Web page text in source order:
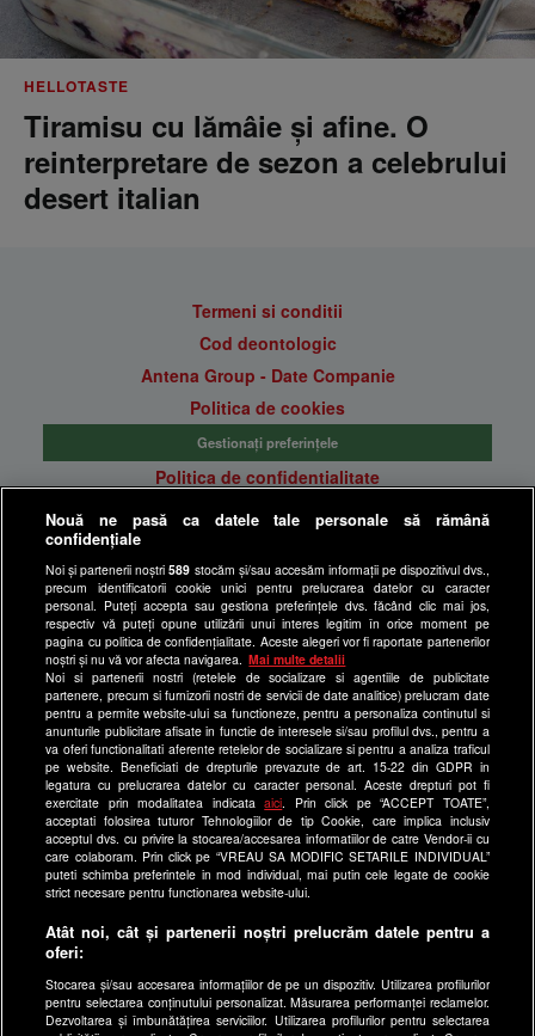
HELLOTASTE
Tiramisu cu lămâie și afine. O
reinterpretare de sezon a celebrului
desert italian
Termeni si conditii
Cod deontologic
Antena Group - Date Companie
Politica de cookies
Gestionați preferințele
Politica de confidentialitate
Anunturi gratuite pe Lajumate.ro
Program Happy Channel
Echipa editorială
Site-uri Antena Group
a1.ro
antenastars.ro
as.ro
catine.ro
chefi.ro
deparinti.ro
medicool.ro
spynews.ro
useit.ro
retetefeldefel.ro
Nouă ne pasă ca datele tale personale să rămână
confidențiale
Noi și partenerii noștri589 stocăm și/sau accesăm informații pe dispozitivul dvs.,
precum identificatorii cookie unici pentru prelucrarea datelor cu caracter
personal. Puteți accepta sau gestiona preferințele dvs. făcând clic mai jos,
respectiv vă puteți opune utilizării unui interes legitim în orice moment pe
pagina cu politica de confidențialitate. Aceste alegeri vor fi raportate partenerilor
noștri și nu vă vor afecta navigarea.
Mai multe detalii
Noi si partenerii nostri (retelele de socializare si agentiile de publicitate
partenere, precum si furnizorii nostri de servicii de date analitice) prelucram date
pentru a permite website-ului sa functioneze, pentru a personaliza continutul si
anunturile publicitare afisate in functie de interesele si/sau profilul dvs., pentru a
va oferi functionalitati aferente retelelor de socializare si pentru a analiza traficul
pe website. Beneficiati de drepturile prevazute de art. 15-22 din GDPR in
legatura cu prelucrarea datelor cu caracter personal. Aceste drepturi pot fi
exercitate prin modalitatea indicataaici . Prin click pe “ACCEPT TOATE”,
acceptati folosirea tuturor Tehnologiilor de tip Cookie, care implica inclusiv
acceptul dvs. cu privire la stocarea/accesarea informatiilor de catre Vendor-ii cu
care colaboram. Prin click pe “VREAU SA MODIFIC SETARILE INDIVIDUAL”
puteti schimba preferintele in mod individual, mai putin cele legate de cookie
strict necesare pentru functionarea website-ului.
Atât noi, cât și partenerii noștri prelucrăm datele pentru a
oferi:
Stocarea și/sau accesarea informațiilor de pe un dispozitiv. Utilizarea profilurilor
pentru selectarea conținutului personalizat. Măsurarea performanței reclamelor.
Dezvoltarea și îmbunătățirea serviciilor. Utilizarea profilurilor pentru selectarea